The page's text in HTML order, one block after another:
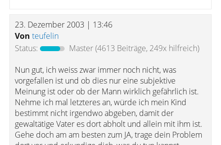
23. Dezember 2003 | 13:46
Von teufelin
Status:
Master(4613 Beiträge, 249x hilfreich)
Nun gut, ich weiss zwar immer noch nicht, was
vorgefallen ist und ob dies nur eine subjektive
Meinung ist oder ob der Mann wirklich gefährlich ist.
Nehme ich mal letzteres an, würde ich mein Kind
bestimmt nicht irgendwo abgeben, damit der
gewaltätige Vater es dort abholt und allein mit ihm ist.
Gehe doch am am besten zum JA, trage dein Problem